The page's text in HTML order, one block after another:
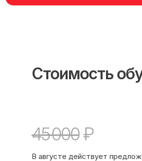
Стоимость
45 000₽
В августе действует